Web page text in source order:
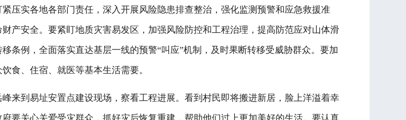
压实各地各部门责任，深入开展风险隐患排查整治，强化监测预警和应急救援准
产安全。要紧盯地质灾害易发区，加强风险防控和工程治理，提高防范应对山体滑
条例，全面落实直达基层一线的预警“叫应”机制，及时果断转移受威胁群众。要加
食、住宿、就医等基本生活需要。
到易址安置点建设现场，察看工程进展。看到村民即将搬进新居，脸上洋溢着幸
要关心关爱受灾群众，抓好灾后恢复重建，帮助他们过上更加美好的生活。要认真